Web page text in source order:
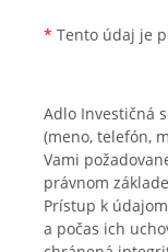
* Tento údaj je
Adlo Investičná
(meno, telefón,
Vami
právnom
Prístup k
a počas ich